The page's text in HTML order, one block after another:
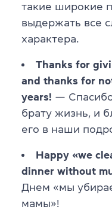
такие широкие
выдержать все
характера.
Thanks for
and thanks for
years! —
брату жизнь, и
его в наши
Happy «we
dinner without
Днем «мы
мамы»!